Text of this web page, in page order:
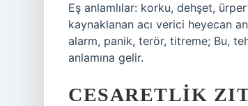
Eş anlamlılar: korku, dehşet,
kaynaklanan acı verici heyecan
alarm, panik, terör, titreme; Bu,
anlamına gelir.
CESARETLIK